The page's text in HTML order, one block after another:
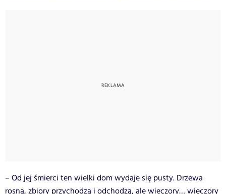
– Od jej śmierci ten wielki dom wydaje się pusty. Drzewa
rosną, zbiory przychodzą i odchodzą, ale wieczory… wieczory